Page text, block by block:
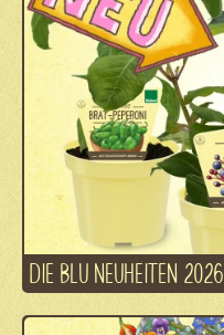
DIE BLU NEUHEITEN 2026